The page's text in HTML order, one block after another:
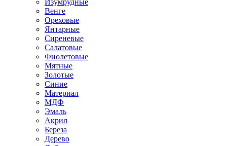
Изумрудные
Венге
Ореховые
Янтарные
Сиреневые
Салатовые
Фиолетовые
Мятные
Золотые
Синие
Материал
МДФ
Эмаль
Акрил
Береза
Дерево